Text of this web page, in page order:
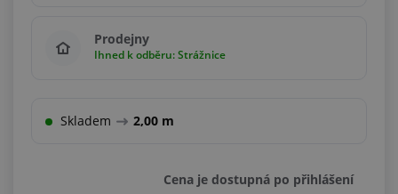
Prodejny
Ihned k odběru: Strážnice
Skladem 2,00 m
Cena je dostupná po přihlášení